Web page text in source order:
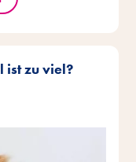
ist zu viel?